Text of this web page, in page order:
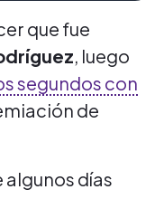
que fue
, luego
segundos con
de
algunos días